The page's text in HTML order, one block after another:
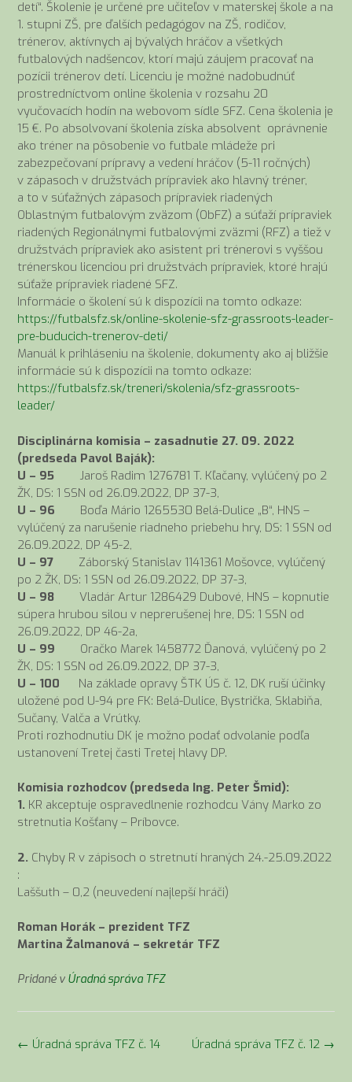
detí“. Školenie je určené pre učiteľov v materskej škole a na
1. stupni ZŠ, pre ďalších pedagógov na ZŠ, rodičov,
trénerov, aktívnych aj bývalých hráčov a všetkých
futbalových nadšencov, ktorí majú záujem pracovať na
pozícii trénerov detí. Licenciu je možné nadobudnúť
prostredníctvom online školenia v rozsahu 20
vyučovacích hodín na webovom sídle SFZ. Cena školenia je
15 €. Po absolvovaní školenia získa absolvent oprávnenie
ako tréner na pôsobenie vo futbale mládeže pri
zabezpečovaní prípravy a vedení hráčov (5-11 ročných)
v zápasoch v družstvách prípraviek ako hlavný tréner,
a to v súťažných zápasoch prípraviek riadených
Oblastným futbalovým zväzom (ObFZ) a súťaží prípraviek
riadených Regionálnymi futbalovými zväzmi (RFZ) a tiež v
družstvách prípraviek ako asistent pri trénerovi s vyššou
trénerskou licenciou pri družstvách prípraviek, ktoré hrajú
súťaže prípraviek riadené SFZ.
Informácie o školení sú k dispozícii na tomto odkaze:
https://futbalsfz.sk/online-skolenie-sfz-grassroots-leader-
pre-buducich-trenerov-deti/
Manuál k prihláseniu na školenie, dokumenty ako aj bližšie
informácie sú k dispozícii na tomto odkaze:
https://futbalsfz.sk/treneri/skolenia/sfz-grassroots-
leader/
Disciplinárna komisia – zasadnutie 27. 09. 2022
(predseda Pavol Baják):
U – 95 Jaroš Radim 1276781 T. Kľačany, vylúčený po 2
ŽK, DS: 1 SSN od 26.09.2022, DP 37-3,
U – 96 Boďa Mário 1265530 Belá-Dulice „B“, HNS –
vylúčený za narušenie riadneho priebehu hry, DS: 1 SSN od
26.09.2022, DP 45-2,
U – 97 Záborský Stanislav 1141361 Mošovce, vylúčený
po 2 ŽK, DS: 1 SSN od 26.09.2022, DP 37-3,
U – 98 Vladár Artur 1286429 Dubové, HNS – kopnutie
súpera hrubou silou v neprerušenej hre, DS: 1 SSN od
26.09.2022, DP 46-2a,
U – 99 Oračko Marek 1458772 Ďanová, vylúčený po 2
ŽK, DS: 1 SSN od 26.09.2022, DP 37-3,
U – 100 Na základe opravy ŠTK ÚS č. 12, DK ruší účinky
uložené pod U-94 pre FK: Belá-Dulice, Bystrička, Sklabiňa,
Sučany, Valča a Vrútky.
Proti rozhodnutiu DK je možno podať odvolanie podľa
ustanovení Tretej časti Tretej hlavy DP.
Komisia rozhodcov (predseda Ing. Peter Šmid):
1. KR akceptuje ospravedlnenie rozhodcu Vány Marko zo
stretnutia Košťany – Príbovce.
2. Chyby R v zápisoch o stretnutí hraných 24.-25.09.2022
:
Laššuth – 0,2 (neuvedení najlepší hráči)
Roman Horák – prezident TFZ
Martina Žalmanová – sekretár TFZ
Pridané v Úradná správa TFZ
Navigácia
Úradná správa TFZ č. 12 →
← Úradná správa TFZ č. 14